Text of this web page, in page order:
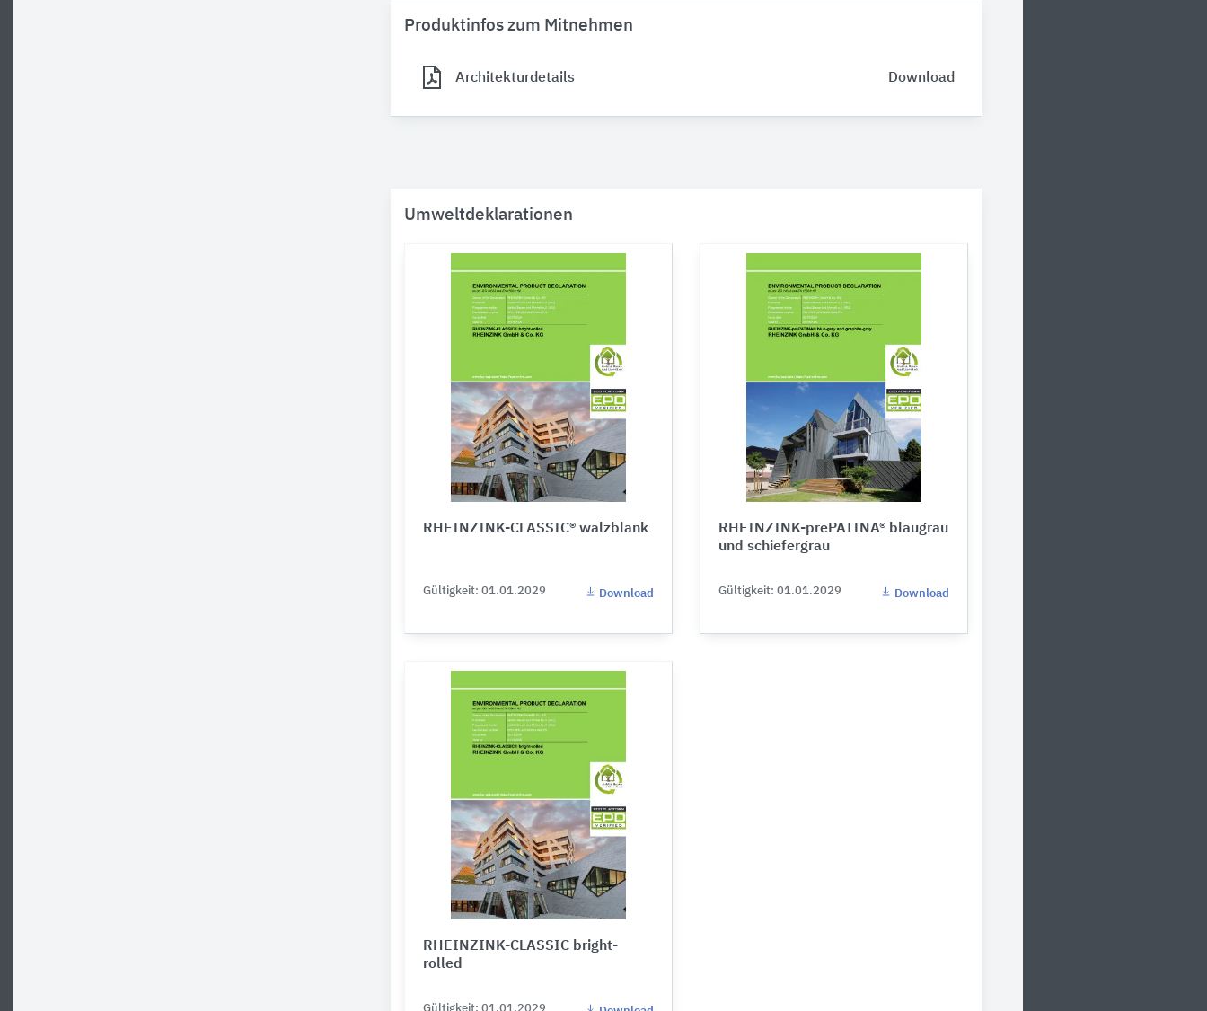
Produktinfos zum Mitnehmen
Architekturdetails Download
Umweltdeklarationen
RHEINZINK-CLASSIC® walzblank
Gültigkeit: 01.01.2029 Download
RHEINZINK-prePATINA® blaugrau
und schiefergrau
Gültigkeit: 01.01.2029 Download
RHEINZINK-CLASSIC bright-
rolled